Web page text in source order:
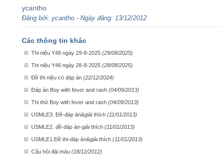
ycantho
Đăng bởi: ycantho - Ngày đăng: 13/12/2012
Các thông tin khác
Thi niệu Y48 ngày 29-8-2025 (29/08/2025)
Thi niệu Y46 ngày 28-8-2025 (28/08/2025)
Đề thi niệu có đáp án (22/12/2024)
Đáp án Boy with fever and rash (04/09/2013)
Thi thử Boy with fever and rash (04/09/2013)
USMLE3. Đề-đáp án&giải thích (11/01/2013)
USMLE2. đề-đáp án-giải thích (11/01/2013)
USMLE1.Đề thi-đáp án&giải thích (11/01/2013)
Câu hỏi đái máu (18/12/2012)